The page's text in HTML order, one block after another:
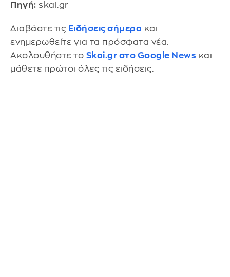
Πηγή: skai.gr
Διαβάστε τις Ειδήσεις σήμερα και
ενημερωθείτε για τα πρόσφατα νέα.
Ακολουθήστε το Skai.gr στο Google News και
μάθετε πρώτοι όλες τις ειδήσεις.